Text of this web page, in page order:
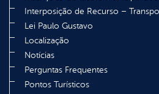
Interposição de Recurso –
Lei Paulo Gustavo
Localização
Notícias
Perguntas Frequentes
Pontos Turísticos